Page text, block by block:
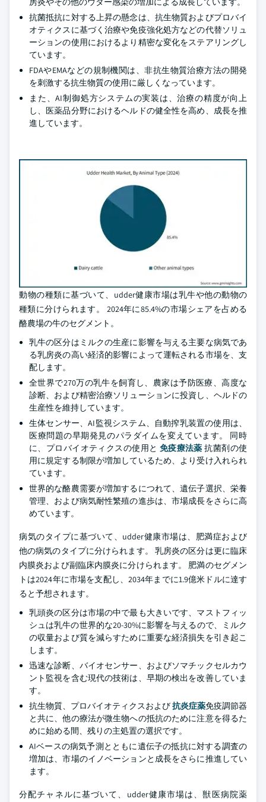
抗菌抵抗に対する上昇の懸念は、抗生物質およびプロバイ
オティクスに基づく治療や免疫強化処方などの代替ソリュ
ーションの使用におけるより精密な変化をステアリングし
ています。
FDAやEMAなどの規制機関は、非抗生物質治療方法の開発
を刺激する抗生物質の使用に厳しくなっています。
また、AI制御処方システムの実装は、治療の精度が向上
し、医薬品分野におけるヘルドの健全性を高め、成長を推
進しています。
動物の種類に基づいて、udder健康市場は乳牛や他の動物の
種類に分けられます。 2024年に85.4%の市場シェアを占める
酪農場の牛のセグメント。
乳牛の区分はミルクの生産に影響を与える主要な病気であ
る乳房炎の高い経済的影響によって運転される市場を、支
配します。
全世界で270万の乳牛を飼育し、農家は予防医療、高度な
診断、および精密治療ソリューションに投資し、ヘルドの
生産性を維持しています。
生体センサー、AI監視システム、自動搾乳装置の使用は、
医療問題の早期発見のパラダイムを変えています。 同時
に、プロバイオティクスの使用と 免疫療法薬 抗菌剤の使
用に規定する制限が増加しているため、より受け入れられ
ています。
世界的な酪農需要が増加するにつれて、遺伝子選択、栄養
管理、および病気耐性繁殖の進歩は、市場成長をさらに高
めています。
病気のタイプに基づいて、udder健康市場は、肥満症および
他の病気のタイプに分けられます。 乳房炎の区分は更に臨床
内膜炎および副臨床内膜炎に分けられます。 肥満のセグメン
トは2024年に市場を支配し、2034年までに1.9億米ドルに達す
ると予想されます。
乳頭炎の区分は市場の中で最も大きいです、マストフィッ
シュは乳牛の世界的な20-30%に影響を与えるので、ミルク
の収量および質を減らすために重要な経済損失を引き起こ
します。
迅速な診断、バイオセンサー、およびソマチックセルカウ
ント監視を含む現代の技術は、早期の検出を改善していま
す。
抗生物質、プロバイオティクスおよび抗炎症薬免疫調節器
と共に、他の療法が微生物への抵抗のために注意を得るた
めに始める間、残りの主処置の選択です。
AIベースの病気予測とともに遺伝子の抵抗に対する調査の
増加は、市場のイノベーションと成長をさらに推進してい
ます。
分配チャネルに基づいて、udder健康市場は、獣医病院薬